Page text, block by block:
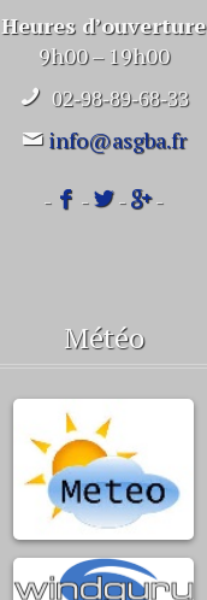
Heures d’ouverture
9h00 – 19h00
02-98-89-68-33
info@asgba.fr
- - - -
Météo